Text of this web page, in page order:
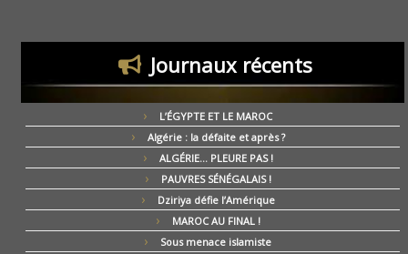
Journaux récents
L’ÉGYPTE ET LE MAROC
Algérie : la défaite et après ?
ALGÉRIE… PLEURE PAS !
PAUVRES SÉNÉGALAIS !
Dziriya défie l’Amérique
MAROC AU FINAL !
Sous menace islamiste